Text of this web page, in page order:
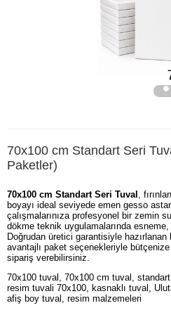
70x100 cm Standart Seri
Paketler)
70x100 cm Standart Seri Tuval ,
boyayı ideal seviyede emen gesso
çalışmalarınıza profesyonel bir zemin
dökme teknik uygulamalarında
Doğrudan üretici garantisiyle hazırlanan
avantajlı paket seçenekleriyle
sipariş verebilirsiniz.
70x100 tuval, 70x100 cm tuval,
resim tuvali 70x100, kasnaklı tuval,
afiş boy tuval, resim malzemeleri